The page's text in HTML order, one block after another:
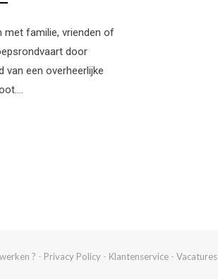
met familie, vrienden of
door
van een overheerlijke
? - Privacy Policy - Klantenservice - Vacatures